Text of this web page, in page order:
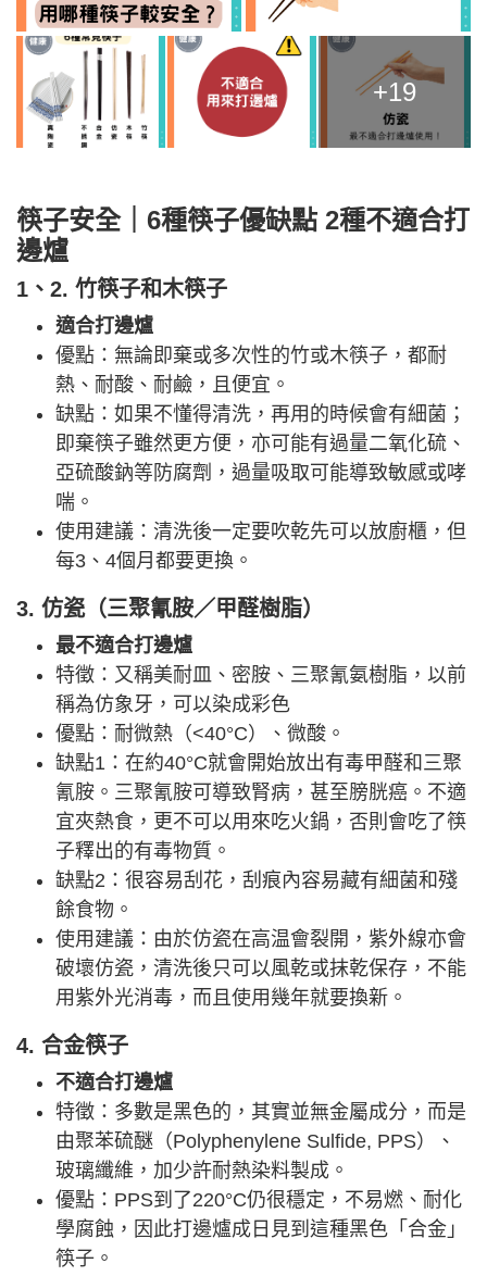
+19
筷子安全｜ 6種筷子優缺點 2種不適合打
邊爐
1、2. 竹筷子和木筷子
適合打邊爐
優點：無論即棄或多次性的竹或木筷子，都耐
熱、耐酸、耐鹼，且便宜。
缺點：如果不懂得清洗，再用的時候會有細菌；
即棄筷子雖然更方便，亦可能有過量二氧化硫、
亞硫酸鈉等防腐劑，過量吸取可能導致敏感或哮
喘。
使用建議：清洗後一定要吹乾先可以放廚櫃，但
每3、4個月都要更換。
3. 仿瓷（三聚氰胺／甲醛樹脂）
最不適合打邊爐
特徵：又稱美耐皿、密胺、三聚氰氨樹脂，以前
稱為仿象牙，可以染成彩色
優點：耐微熱（<40°C）、微酸。
缺點1：在約40°C就會開始放出有毒甲醛和三聚
氰胺。三聚氰胺可導致腎病，甚至膀胱癌。不適
宜夾熱食，更不可以用來吃火鍋，否則會吃了筷
子釋出的有毒物質。
缺點2：很容易刮花，刮痕內容易藏有細菌和殘
餘食物。
使用建議：由於仿瓷在高温會裂開，紫外線亦會
破壞仿瓷，清洗後只可以風乾或抹乾保存，不能
用紫外光消毒，而且使用幾年就要換新。
4. 合金筷子
不適合打邊爐
特徵：多數是黑色的，其實並無金屬成分，而是
由聚苯硫醚（Polyphenylene Sulfide, PPS）、
玻璃纖維，加少許耐熱染料製成。
優點：PPS到了220°C仍很穩定，不易燃、耐化
學腐蝕，因此打邊爐成日見到這種黑色「合金」
筷子。